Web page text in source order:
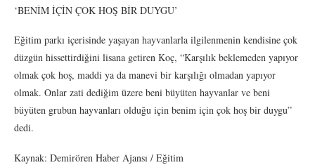
‘BENİM İÇİN ÇOK HOŞ BİR DUYGU’
Eğitim parkı içerisinde yaşayan hayvanlarla ilgilenmenin kendisine çok
düzgün hissettirdiğini lisana getiren Koç, “Karşılık beklemeden yapıyor
olmak çok hoş, maddi ya da manevi bir karşılığı olmadan yapıyor
olmak. Onlar zati dediğim üzere beni büyüten hayvanlar ve beni
büyüten grubun hayvanları olduğu için benim için çok hoş bir duygu”
dedi.
Kaynak: Demirören Haber Ajansı / Eğitim